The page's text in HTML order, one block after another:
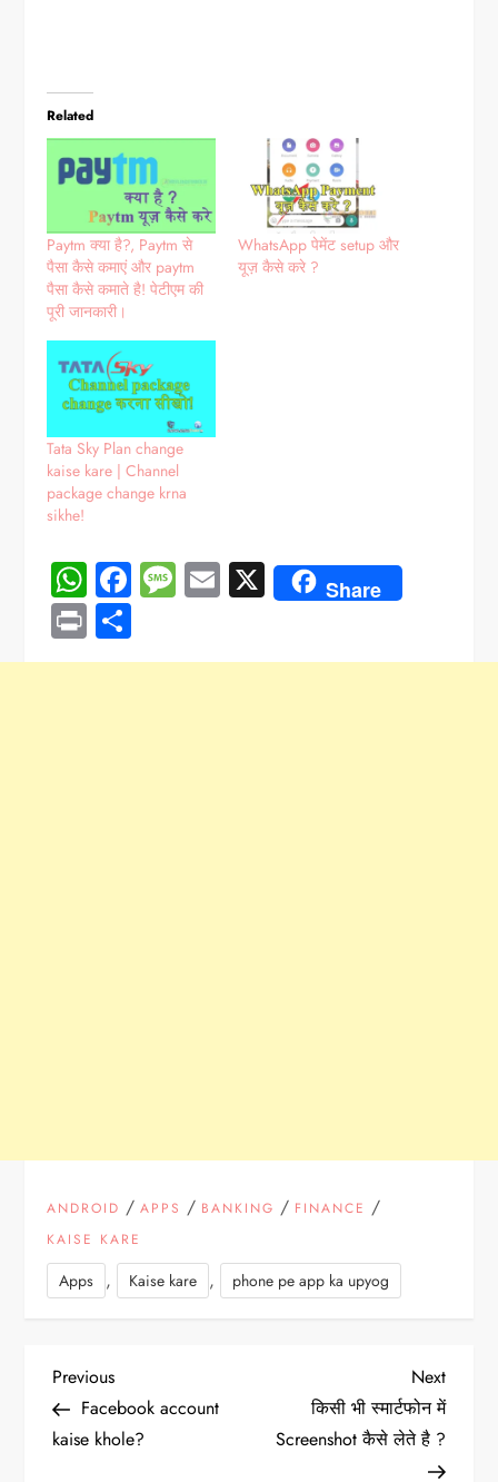
Related
Paytm क्या है?, Paytm से
पैसा कैसे कमाएं और paytm
पैसा कैसे कमाते है! पेटीएम की
पूरी जानकारी।
WhatsApp पेमेंट setup और
यूज़ कैसे करे ?
Tata Sky Plan change
kaise kare | Channel
package change krna
sikhe!
WhatsApp
Facebook
Message
Email
X Share
Print
ANDROID /APPS / BANKING / FINANCE /
KAISE KARE
Apps , Kaise kare , phone pe app ka upyog
P
o
Previous
Post
Previous
Facebook account
kaise khole?
Next
Post
Next
किसी भी स्मार्टफोन में
Screenshot कैसे लेते है ?